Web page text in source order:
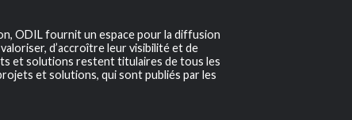
ODIL fournit un espace pour la diffusion
d’accroître leur visibilité et de
et solutions restent titulaires de tous les
et solutions, qui sont publiés par les